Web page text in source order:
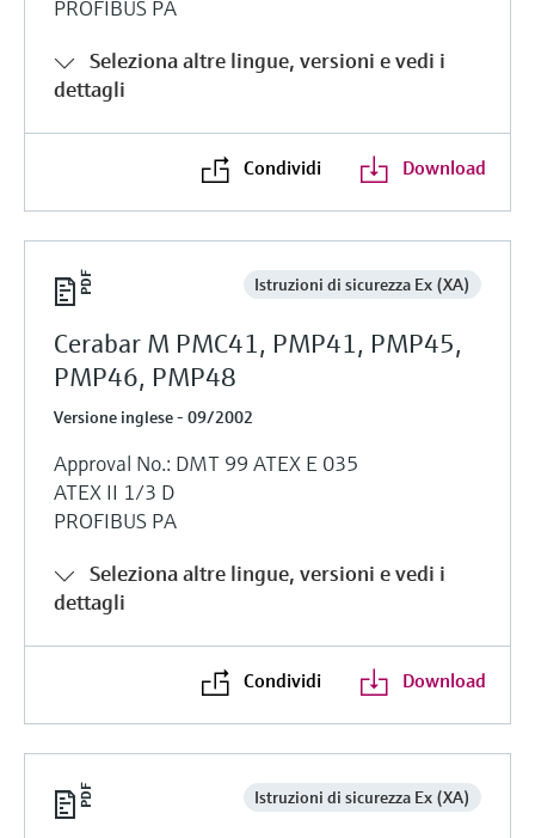
PROFIBUS PA
Seleziona altre lingue, versioni e vedi i
dettagli
Condividi Download
Istruzioni di sicurezza Ex (XA)
Cerabar M PMC41, PMP41, PMP45,
PMP46, PMP48
Versione inglese - 09/2002
Approval No.: DMT 99 ATEX E 035
ATEX II 1/3 D
PROFIBUS PA
Seleziona altre lingue, versioni e vedi i
dettagli
Condividi Download
Istruzioni di sicurezza Ex (XA)